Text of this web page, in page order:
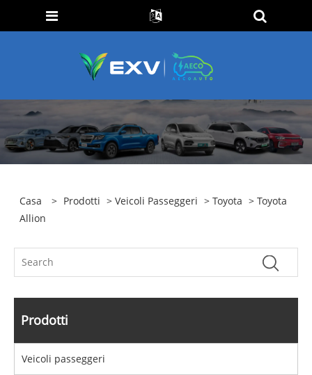
Casa > Prodotti >Veicoli Passeggeri >Toyota > Toyota
Allion
Prodotti
Veicoli passeggeri